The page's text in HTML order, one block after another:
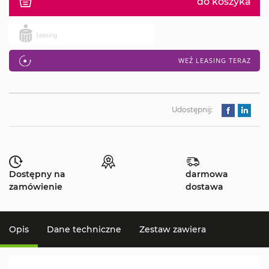
WEŹ LEASING TERAZ
Udostępnij:
Dostępny na
zamówienie
darmowa
dostawa
Opis Dane techniczne Zestaw zawiera